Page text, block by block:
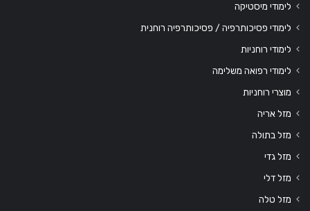
לימודי מיסטיקה
לימודי פסיכותרפיה / פסיכותרפיה רוחנית
לימודי רוחניות
לימודי רפואה משלימה
מוצרי רוחניות
מזל אריה
מזל בתולה
מזל גדי
מזל דלי
מזל טלה